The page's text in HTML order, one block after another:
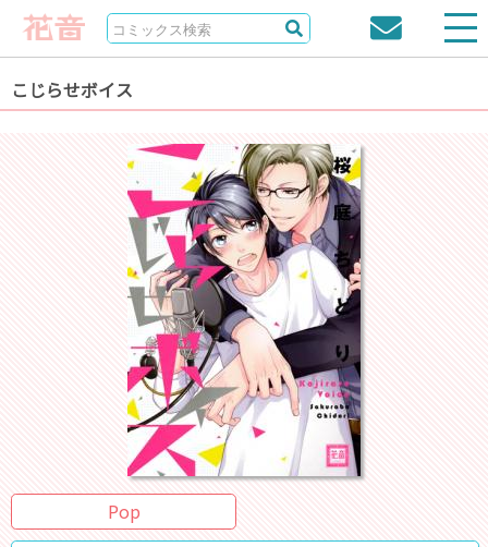
こじらせボイス
Pop